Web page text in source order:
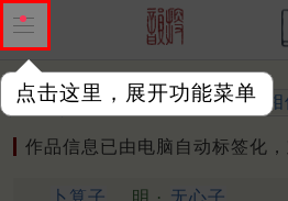
点击这里，展开功能菜单
作品 标注四声 出处、引用
作品信息已由电脑自动标签化